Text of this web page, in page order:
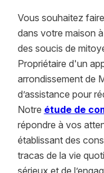
Vous souhaitez
dans votre maison
des soucis de
Propriétaire d'un
arrondissement de
d’assistance pour
Notre étude de
répondre à vos
établissant des
tracas de la vie
sérieux et de